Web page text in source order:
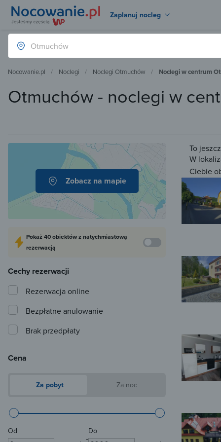
Zaplanuj nocleg
Nocowanie.pl Noclegi Noclegi Otmuchów Noclegi w centrum
Otmuchów - noclegi w
To
W
Ciebie
Zobacz na mapie
Pokaż40 obiektówz natychmiastową
rezerwacją
Cechy rezerwacji
Rezerwacja online
Bezpłatne anulowanie
Brak przedpłaty
Cena
Za pobyt Za noc
Od
-
Do